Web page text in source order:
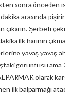
sonra önceden
arasında
çıkarın. Şerbeti
ilk harının
yavaş yavaş
görüntüsü ama
olarak
ilk balparmağı